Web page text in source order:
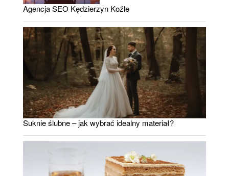
Agencja SEO Kędzierzyn Koźle
Suknie ślubne – jak wybrać idealny materiał?